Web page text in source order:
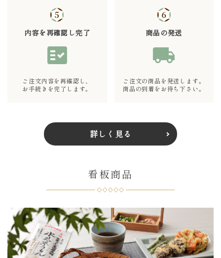
内容を再確認し完了
fact_check
ご注文内容を再確認し、
お手続きを完了します。
商品の発送
local_shipping
ご注文の商品を発送します。
商品の到着をお待ち下さい。
詳しく見る
看板商品